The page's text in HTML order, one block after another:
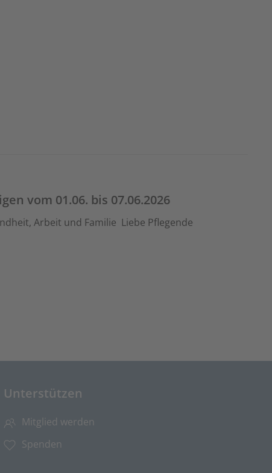
vom 01.06. bis 07.06.2026
Arbeit und Familie Liebe Pflegende
Unterstützen
Mitglied werden
Spenden